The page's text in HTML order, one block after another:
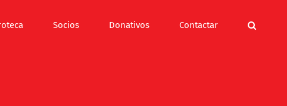
Socios Donativos Contactar